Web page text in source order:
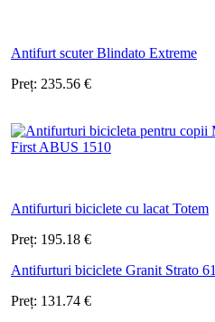
Antifurt scuter Blindato Extreme
Preț: 235.56 €
Antifurturi biciclete cu lacat Totem
Preț: 195.18 €
Antifurturi biciclete Granit Strato 61
Preț: 131.74 €